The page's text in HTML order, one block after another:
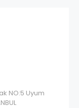
NO:5 Uyum